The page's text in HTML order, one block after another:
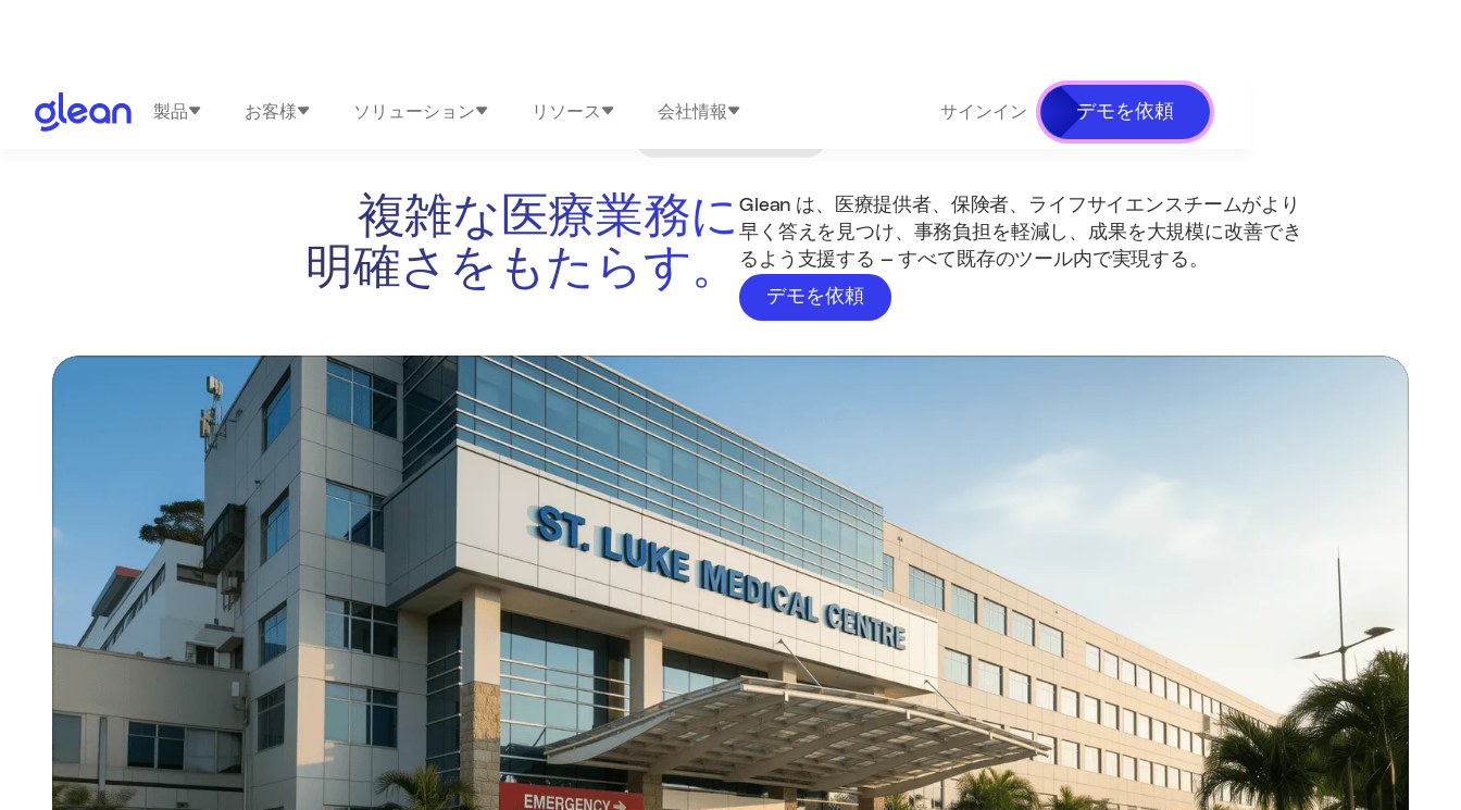
製品 お客様 ソリューション リソース 会社情報 サインイン デモを依頼
複雑な医療業務に
明確さをもたらす。
Glean は、医療提供者、保険者、ライフサイエンスチームがより
早く答えを見つけ、事務負担を軽減し、成果を大規模に改善でき
るよう支援する — すべて既存のツール内で実現する。
デモを依頼